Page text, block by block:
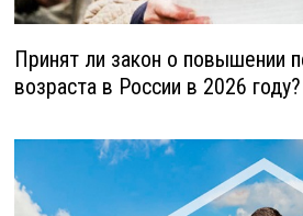
Принят ли закон о повышении
возраста в России в 2026 году?